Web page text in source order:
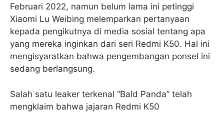
Februari 2022, namun belum lama ini petinggi
Xiaomi Lu Weibing melemparkan pertanyaan
kepada pengikutnya di media sosial tentang apa
yang mereka inginkan dari seri Redmi K50. Hal ini
mengisyaratkan bahwa pengembangan ponsel ini
sedang berlangsung.
Salah satu leaker terkenal “Bald Panda” telah
mengklaim bahwa jajaran Redmi K50